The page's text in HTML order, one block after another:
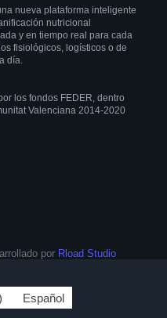
nueva plataforma inteligente
nutricional
y en tiempo real para cada
fisiológicos, logísticos o de
día.
los fondos FEDER, dentro
Valenciana 2014-2020
por Rload Studio
Español